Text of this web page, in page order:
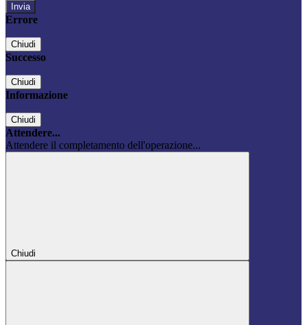
Errore
Chiudi
Successo
Chiudi
Informazione
Chiudi
Attendere...
Attendere il completamento dell'operazione...
Chiudi